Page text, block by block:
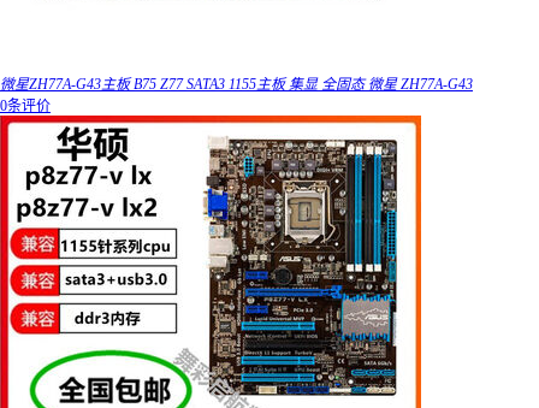
微星ZH77A-G43主板 B75 Z77 SATA3 1155主板 集显 全固态 微星 ZH77A-G43
0条评价